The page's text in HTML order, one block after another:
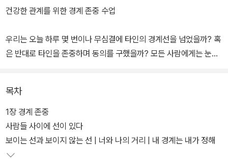
건강한 관계를 위한 경계 존중 수업
우리는 오늘 하루 몇 번이나 무심결에 타인의 경계선을 넘었을까? 혹
은 반대로 타인을 존중하며 동의를 구했을까? 모든 사람에게는 눈에
인의 경계도 잘 지킨다. 이때 경계를 지킨다는 것은 차갑게 선을 긋고
무작정 다가오지 말라고 밀어내는 자세가 아니라, 현명한 인간관계를
유지하는 데 꼭 필요한 거리두기이자 매너이다.
이 책은 일상생활 속 관계별 사례를 비롯하여 풍부한 문학 작품과 영
목차
1장 경계 존중
사람들 사이에 선이 있다
보이는 선과 보이지 않는 선 | 너와 나의 거리 | 내 경계는 내가 정해